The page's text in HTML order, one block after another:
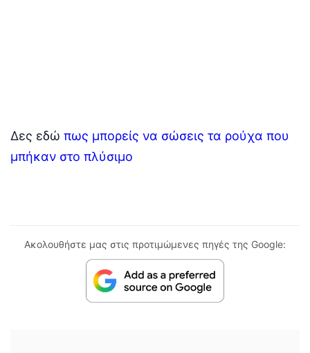
Δες εδώ πως μπορείς να σώσεις τα ρούχα που
μπήκαν στο πλύσιμο
Ακολουθήστε μας στις προτιμώμενες πηγές της Google: